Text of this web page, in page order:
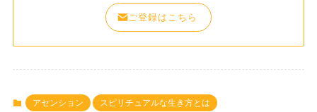
ご登録はこちら
アセンション スピリチュアルな生き方とは